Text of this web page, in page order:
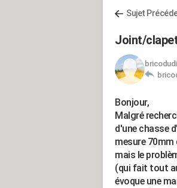
Sujet
Joint/
Bonjour,
Malgré
d'une chasse
mesure
mais le
(qui fait tout
évoque une